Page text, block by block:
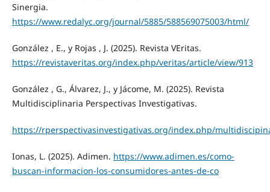
Sinergia.
https://www.redalyc.org/journal/5885/588569075003/html/
González , E., y Rojas , J. (2025). Revista VEritas.
https://revistaveritas.org/index.php/veritas/article/view/913
González , G., Álvarez, J., y Jácome, M. (2025). Revista
Multidisciplinaria Perspectivas Investigativas.
https://rperspectivasinvestigativas.org/index.php/
Ionas, L. (2025). Adimen. https://www.adimen.es/como-
buscan-informacion-los-consumidores-antes-de-co